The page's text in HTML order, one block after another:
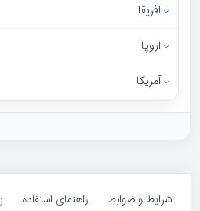
آفریقا
اروپا
آمریکا
شرایط و ضوابط راهنمای استفاده